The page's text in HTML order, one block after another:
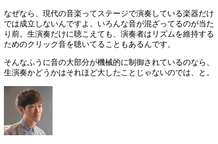
なぜなら、現代の音楽ってステージで演奏している楽器だけ
では成立しないんですよ。いろんな音が混ざってるのが当た
り前。生演奏だけに聴こえても、演奏者はリズムを維持する
ためのクリック音を聴いてることもあるんです。
そんなふうに音の大部分が機械的に制御されているのなら、
生演奏かどうかはそれほど大したことじゃないのでは、と。